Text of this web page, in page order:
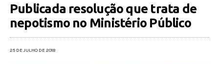
Publicada resolução que trata de
nepotismo no Ministério Público
25 DE JULHO DE 2018